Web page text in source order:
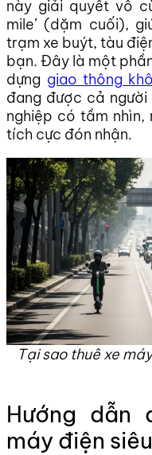
này giải quyết vô
mile’ (dặm cuối),
trạm xe buýt, tàu
bạn. Đây là một
dựng giao thông
đang được cả
nghiệp có tầm
tích cực đón nhận.
Tại sao thuê xe
Hướng dẫn
máy điện